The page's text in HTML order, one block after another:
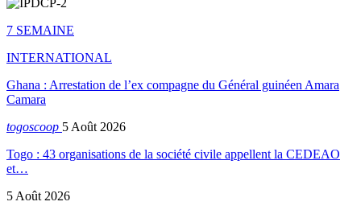
7 SEMAINE
INTERNATIONAL
Ghana : Arrestation de l’ex compagne du Général guinéen Amara
Camara
togoscoop 5 Août 2026
Togo : 43 organisations de la société civile appellent la CEDEAO
et…
5 Août 2026